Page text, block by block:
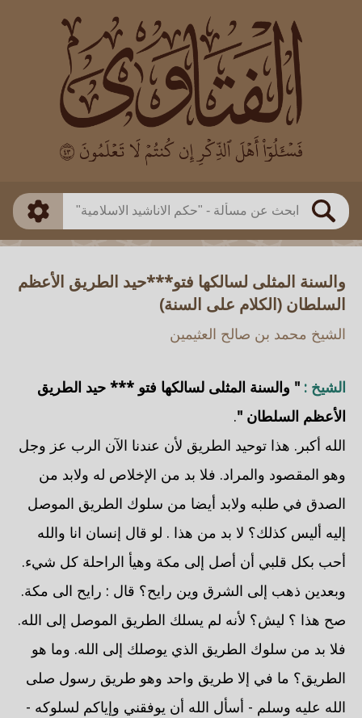
بحث
العالم
بن باز
بن العثيمين
اللجنة الدائمة
طريقة البحث
ذكي
والسنة المثلى لسالكها فتو***حيد الطريق الأعظم
السلطان (الكلام على السنة)
الشيخ محمد بن صالح العثيمين
الشيخ : " والسنة المثلى لسالكها فتو *** حيد الطريق
الأعظم السلطان ".
الله أكبر. هذا توحيد الطريق لأن عندنا الآن الرب عز وجل
وهو المقصود والمراد. فلا بد من الإخلاص له ولابد من
الصدق في طلبه ولابد أيضا من سلوك الطريق الموصل
إليه أليس كذلك؟ لا بد من هذا . لو قال إنسان انا والله
أحب بكل قلبي أن أصل إلى مكة وهيأ الراحلة كل شيء.
وبعدين ذهب إلى الشرق وين رايح؟ قال : رايح الى مكة.
صح هذا ؟ ليش؟ لأنه لم يسلك الطريق الموصل إلى الله.
فلا بد من سلوك الطريق الذي يوصلك إلى الله. وما هو
الطريق؟ ما في إلا طريق واحد وهو طريق رسول صلى
الله عليه وسلم - أسأل الله أن يوفقني وإياكم لسلوكه -